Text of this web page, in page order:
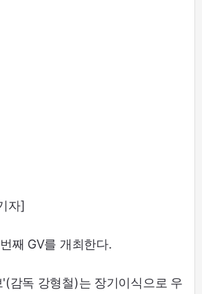
자]
째 GV를 개최한다.
감독 강형철)는 장기이식으로 우